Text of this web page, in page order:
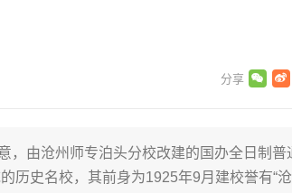
，由沧州师专泊头分校改建的国办全日制普
历史名校，其前身为1925年9月建校誉有“沧